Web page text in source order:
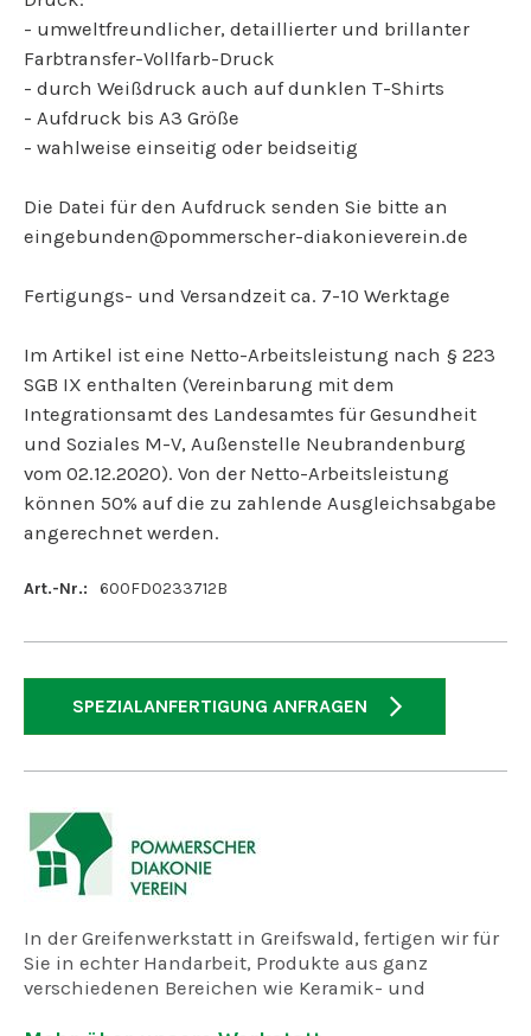
- umweltfreundlicher, detaillierter und brillanter
Farbtransfer-Vollfarb-Druck
- durch Weißdruck auch auf dunklen T-Shirts
- Aufdruck bis A3 Größe
- wahlweise einseitig oder beidseitig
Die Datei für den Aufdruck senden Sie bitte an
eingebunden@pommerscher-diakonieverein.de
Fertigungs- und Versandzeit ca. 7-10 Werktage
Im Artikel ist eine Netto-Arbeitsleistung nach § 223
SGB IX enthalten (Vereinbarung mit dem
Integrationsamt des Landesamtes für Gesundheit
und Soziales M-V, Außenstelle Neubrandenburg
vom 02.12.2020). Von der Netto-Arbeitsleistung
können 50% auf die zu zahlende Ausgleichsabgabe
angerechnet werden.
Art.-Nr.: 600FD0233712B
SPEZIALANFERTIGUNG ANFRAGEN
In der Greifenwerkstatt in Greifswald, fertigen wir für
Sie in echter Handarbeit, Produkte aus ganz
verschiedenen Bereichen wie Keramik- und